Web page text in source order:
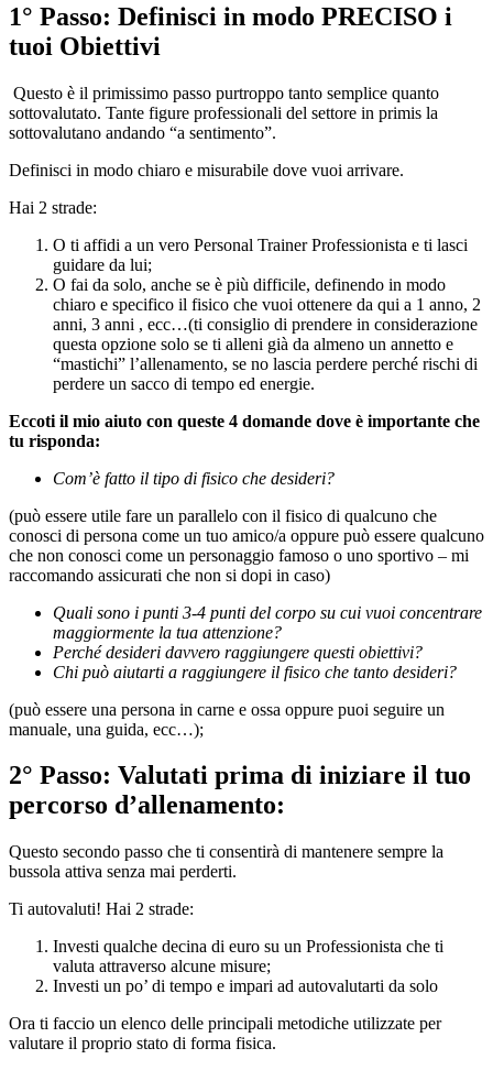
1° Passo: Definisci in modo PRECISO i
tuoi Obiettivi
Questo è il primissimo passo purtroppo tanto semplice quanto
sottovalutato. Tante figure professionali del settore in primis la
sottovalutano andando “a sentimento”.
Definisci in modo chiaro e misurabile dove vuoi arrivare.
Hai 2 strade:
O ti affidi a un vero Personal Trainer Professionista e ti lasci
guidare da lui;
O fai da solo, anche se è più difficile, definendo in modo
chiaro e specifico il fisico che vuoi ottenere da qui a 1 anno, 2
anni, 3 anni , ecc…(ti consiglio di prendere in considerazione
questa opzione solo se ti alleni già da almeno un annetto e
“mastichi” l’allenamento, se no lascia perdere perché rischi di
perdere un sacco di tempo ed energie.
Eccoti il mio aiuto con queste 4 domande dove è importante che
tu risponda:
Com’è fatto il tipo di fisico che desideri?
(può essere utile fare un parallelo con il fisico di qualcuno che
conosci di persona come un tuo amico/a oppure può essere qualcuno
che non conosci come un personaggio famoso o uno sportivo – mi
raccomando assicurati che non si dopi in caso)
Quali sono i punti 3-4 punti del corpo su cui vuoi concentrare
maggiormente la tua attenzione?
Perché desideri davvero raggiungere questi obiettivi?
Chi può aiutarti a raggiungere il fisico che tanto desideri?
(può essere una persona in carne e ossa oppure puoi seguire un
manuale, una guida, ecc…);
2° Passo: Valutati prima di iniziare il tuo
percorso d’allenamento:
Questo secondo passo che ti consentirà di mantenere sempre la
bussola attiva senza mai perderti.
Ti autovaluti! Hai 2 strade:
Investi qualche decina di euro su un Professionista che ti
valuta attraverso alcune misure;
Investi un po’ di tempo e impari ad autovalutarti da solo
Ora ti faccio un elenco delle principali metodiche utilizzate per
valutare il proprio stato di forma fisica.